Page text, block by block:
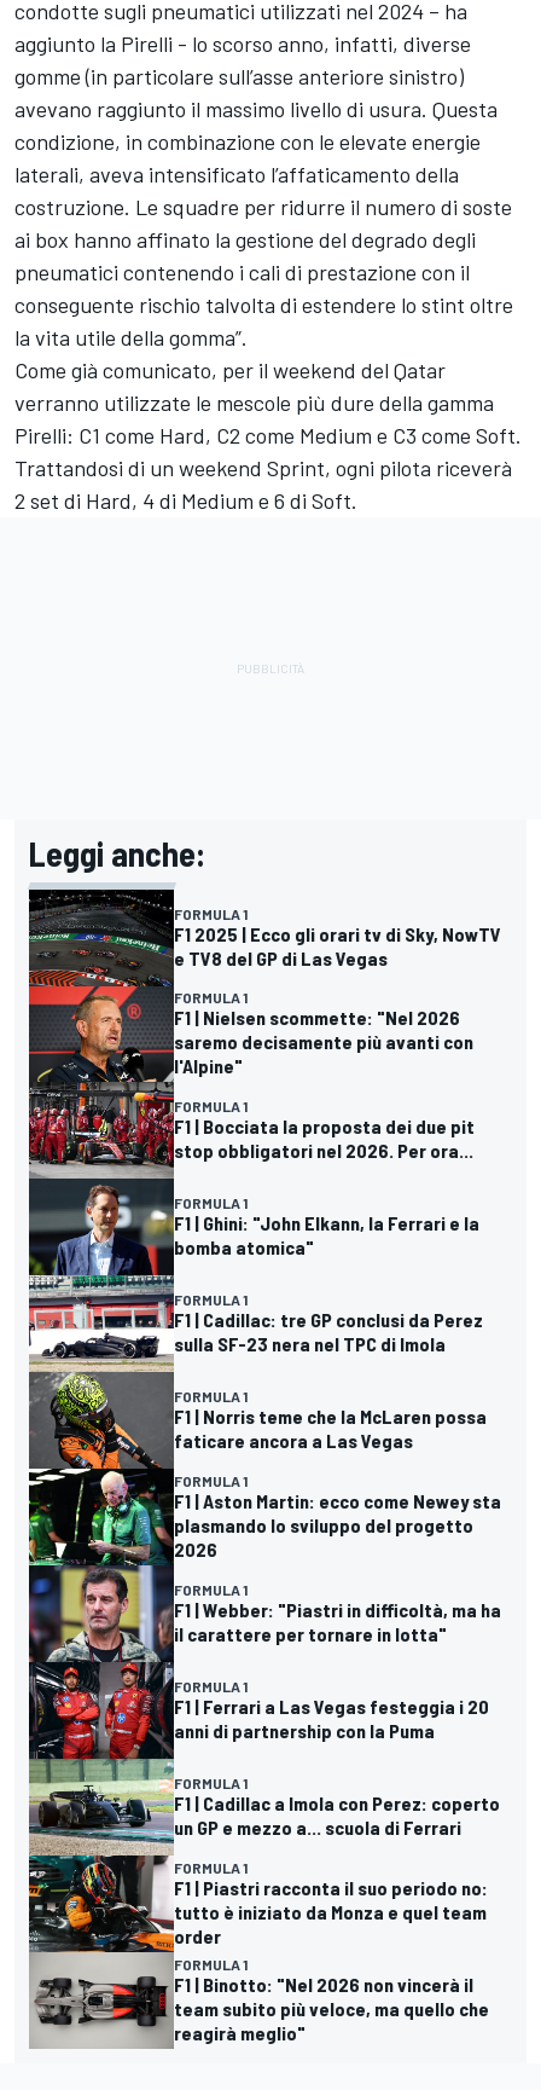
condotte sugli pneumatici utilizzati nel 2024 – ha
aggiunto la Pirelli - lo scorso anno, infatti, diverse
gomme (in particolare sull’asse anteriore sinistro)
avevano raggiunto il massimo livello di usura. Questa
condizione, in combinazione con le elevate energie
laterali, aveva intensificato l’affaticamento della
costruzione. Le squadre per ridurre il numero di soste
ai box hanno affinato la gestione del degrado degli
pneumatici contenendo i cali di prestazione con il
conseguente rischio talvolta di estendere lo stint oltre
la vita utile della gomma”.
Come già comunicato, per il weekend del Qatar
verranno utilizzate le mescole più dure della gamma
Pirelli: C1 come Hard, C2 come Medium e C3 come Soft.
Trattandosi di un weekend Sprint, ogni pilota riceverà
2 set di Hard, 4 di Medium e 6 di Soft.
Leggi anche:
FORMULA 1
F1 2025 | Ecco gli orari tv di Sky, NowTV
e TV8 del GP di Las Vegas
FORMULA 1
F1 | Nielsen scommette: "Nel 2026
saremo decisamente più avanti con
l'Alpine"
FORMULA 1
F1 | Bocciata la proposta dei due pit
stop obbligatori nel 2026. Per ora...
FORMULA 1
F1 | Ghini: "John Elkann, la Ferrari e la
bomba atomica"
FORMULA 1
F1 | Cadillac: tre GP conclusi da Perez
sulla SF-23 nera nel TPC di Imola
FORMULA 1
F1 | Norris teme che la McLaren possa
faticare ancora a Las Vegas
FORMULA 1
F1 | Aston Martin: ecco come Newey sta
plasmando lo sviluppo del progetto
2026
FORMULA 1
F1 | Webber: "Piastri in difficoltà, ma ha
il carattere per tornare in lotta"
FORMULA 1
F1 | Ferrari a Las Vegas festeggia i 20
anni di partnership con la Puma
FORMULA 1
F1 | Cadillac a Imola con Perez: coperto
un GP e mezzo a... scuola di Ferrari
FORMULA 1
F1 | Piastri racconta il suo periodo no:
tutto è iniziato da Monza e quel team
order
FORMULA 1
F1 | Binotto: "Nel 2026 non vincerà il
team subito più veloce, ma quello che
reagirà meglio"